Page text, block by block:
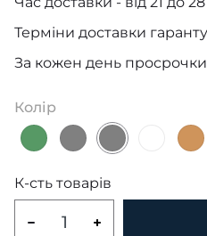
Терміни доставки
За кожен день
Колір
К-сть товарів